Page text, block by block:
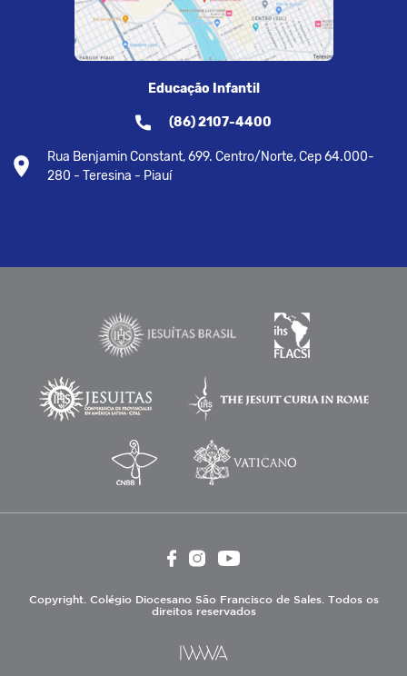
Educação Infantil
(86) 2107-4400
Rua Benjamin Constant, 699. Centro/Norte, Cep 64.000-
280 - Teresina - Piauí
Copyright. Colégio Diocesano São Francisco de Sales. Todos os
direitos reservados